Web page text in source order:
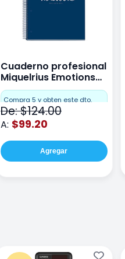
Cuaderno profesional
Miquelrius Emotions
Dots 80 hojas
Compra 5 y obten este dto.
De: $124.00
A: $99.20
Agregar